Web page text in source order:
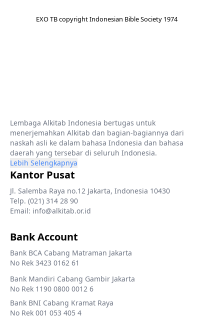
EXO TB copyright Indonesian Bible Society 1974
Lembaga Alkitab Indonesia bertugas untuk
menerjemahkan Alkitab dan bagian-bagiannya dari
naskah asli ke dalam bahasa Indonesia dan bahasa
daerah yang tersebar di seluruh Indonesia.
Lebih Selengkapnya
Kantor Pusat
Jl. Salemba Raya no.12 Jakarta, Indonesia 10430
Telp. (021) 314 28 90
Email: info@alkitab.or.id
Bank Account
Bank BCA Cabang Matraman Jakarta
No Rek 3423 0162 61
Bank Mandiri Cabang Gambir Jakarta
No Rek 1190 0800 0012 6
Bank BNI Cabang Kramat Raya
No Rek 001 053 405 4